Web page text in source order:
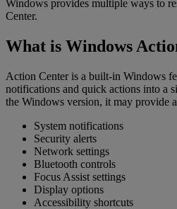
Windows provides multiple ways to
Center.
What is Windows
Action Center is a built-in Windows
notifications and quick actions into a
the Windows version, it may provide
System notifications
Security alerts
Network settings
Bluetooth controls
Focus Assist settings
Display options
Accessibility shortcuts